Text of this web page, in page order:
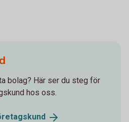
bolag? Här ser du steg för
hos oss.